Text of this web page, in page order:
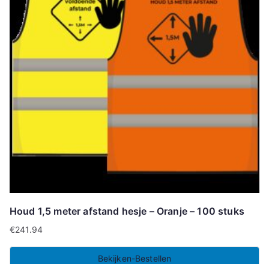
Houd 1,5 meter afstand hesje – Oranje – 100 stuks
€241.94
Bekijken-Bestellen